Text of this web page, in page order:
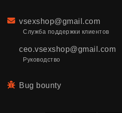
Email
vsexshop@gmail.com
Служба поддержки клиентов
ceo.vsexshop@gmail.com
Руководство
Bug bounty